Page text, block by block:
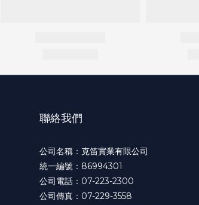
聯絡我們
公司名稱：克笛實業有限公司
統一編號：86994301
公司電話：07-223-2300
公司傳真：07-229-3558